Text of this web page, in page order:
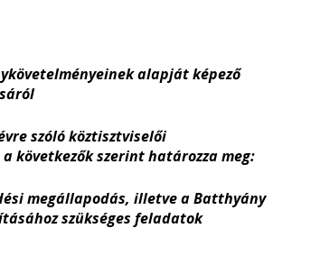
alapját képező
szóló köztisztviselői
következők szerint határozza meg:
megállapodás, illetve a Batthyány
szükséges feladatok